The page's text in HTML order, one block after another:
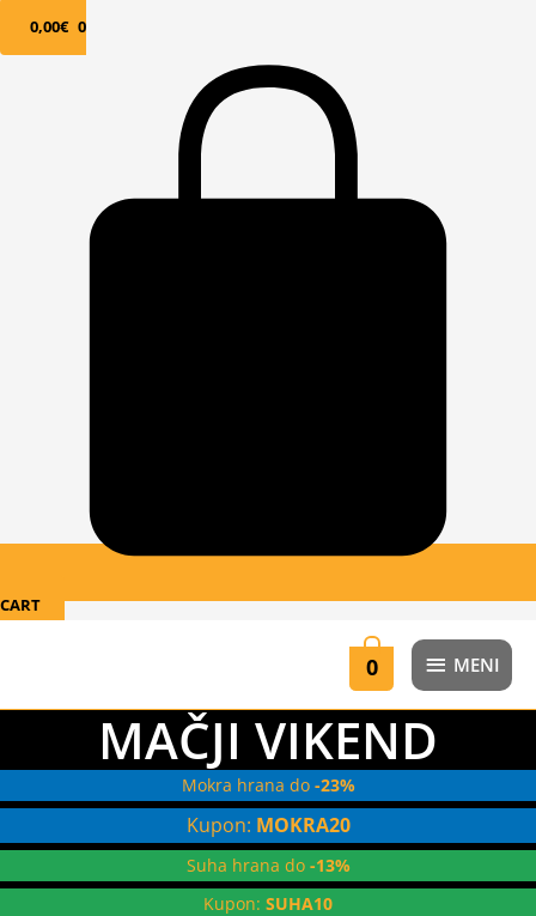
0,00€ 0
CART
MENI
MENI
0
MAČJI VIKEND
Mokra hrana do -23%
Kupon: MOKRA20
Suha hrana do -13%
Kupon: SUHA10